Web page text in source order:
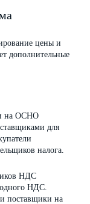
цены и
дополнительные
на ОСНО
для
налога.
НДС
НДС.
и поставщики на